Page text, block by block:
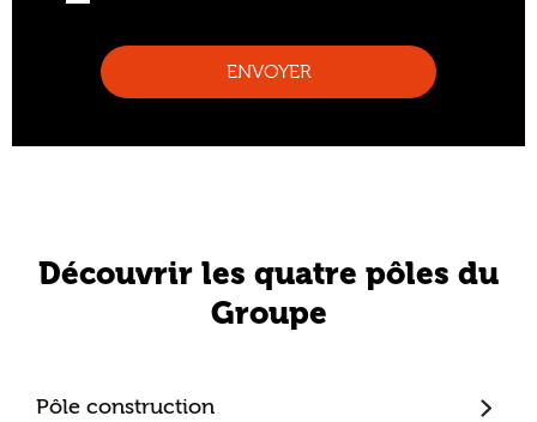
ENVOYER
Découvrir les quatre pôles du
Groupe
Pôle construction